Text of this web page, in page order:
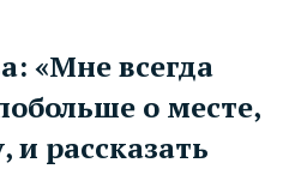
«Мне всегда
о месте,
рассказать